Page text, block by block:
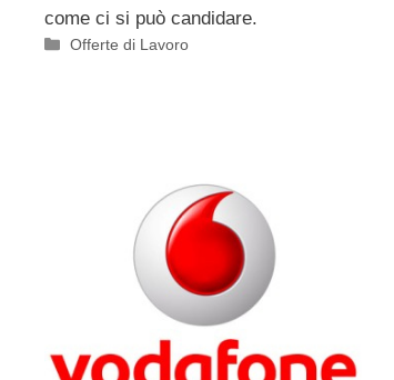
come ci si può candidare.
Categorie
Offerte di Lavoro